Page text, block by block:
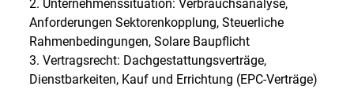
2. Unternehmenssituation: Verbrauchsanalyse,
Anforderungen Sektorenkopplung, Steuerliche
Rahmenbedingungen, Solare Baupflicht
3. Vertragsrecht: Dachgestattungsverträge,
Dienstbarkeiten, Kauf und Errichtung (EPC-Verträge)